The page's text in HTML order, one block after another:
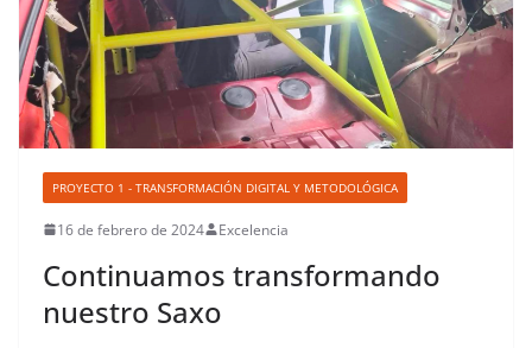
PROYECTO 1 - TRANSFORMACIÓN DIGITAL Y METODOLÓGICA
16 de febrero de 2024 Excelencia
Continuamos transformando
nuestro Saxo